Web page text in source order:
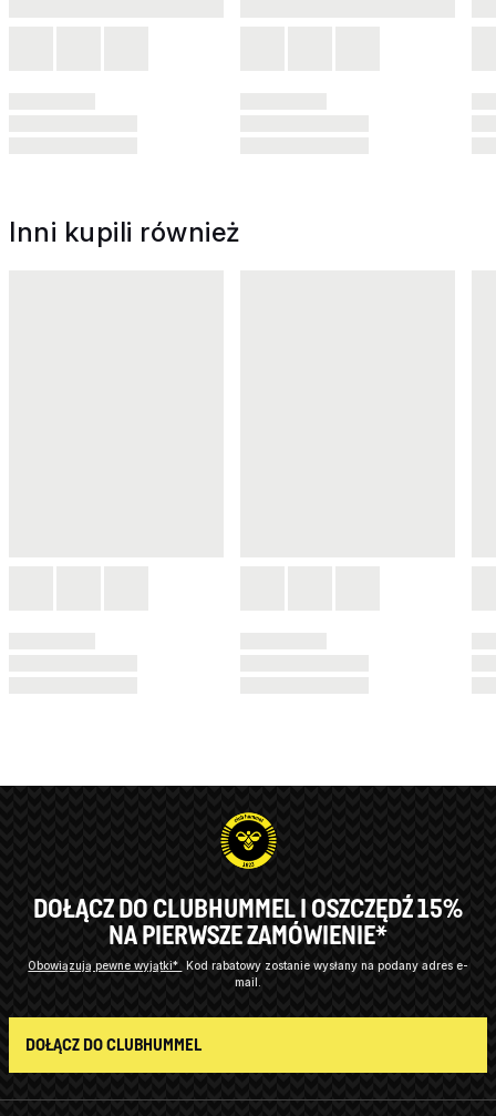
Inni kupili również
DOŁĄCZ DO CLUBHUMMEL I OSZCZĘDŹ 15%
NA PIERWSZE ZAMÓWIENIE*
Obowiązują pewne wyjątki* Kod rabatowy zostanie wysłany na podany adres e-
mail.
DOŁĄCZ DO CLUBHUMMEL